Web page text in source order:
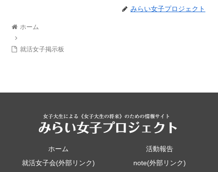
みらい女子プロジェクト
ホーム
就活女子掲示板
ホーム
活動報告
就活女子会(外部リンク)
note(外部リンク)